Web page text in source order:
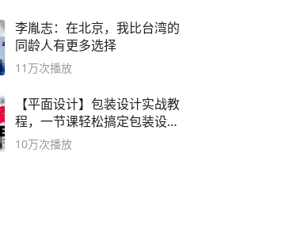
李胤志：在北京，我比台湾的
同龄人有更多选择
11万次播放
【平面设计】包装设计实战教
程，一节课轻松搞定包装设计
流程！
10万次播放